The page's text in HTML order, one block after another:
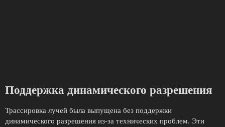
Поддержка динамического разрешения
Трассировка лучей была выпущена без поддержки
динамического разрешения из-за технических проблем. Эти